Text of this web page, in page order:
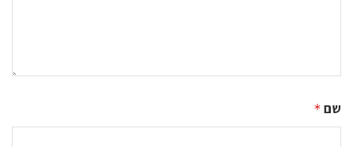
שם *